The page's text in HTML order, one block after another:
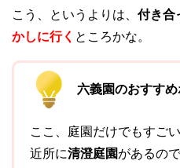
こう、というよりは、 付き合
かしに行く ところかな。
六義園のおすすめ
ここ、庭園だけでもすごい
近所に清澄庭園があるの